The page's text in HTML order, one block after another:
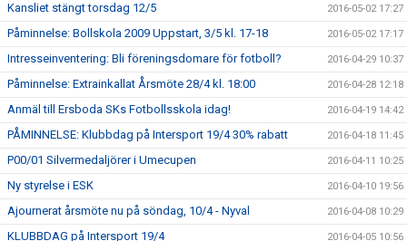
Kansliet stängt torsdag 12/5 2016-05-02 17:27
Påminnelse: Bollskola 2009 Uppstart, 3/5 kl. 17-18 2016-05-02 17:17
Intresseinventering: Bli föreningsdomare för fotboll? 2016-04-29 10:37
Påminnelse: Extrainkallat Årsmöte 28/4 kl. 18:00 2016-04-28 12:18
Anmäl till Ersboda SKs Fotbollsskola idag! 2016-04-19 14:42
PÅMINNELSE: Klubbdag på Intersport 19/4 30% rabatt 2016-04-18 11:45
P00/01 Silvermedaljörer i Umecupen 2016-04-11 10:25
Ny styrelse i ESK 2016-04-10 19:56
Ajournerat årsmöte nu på söndag, 10/4 - Nyval 2016-04-08 10:29
KLUBBDAG på Intersport 19/4 2016-04-05 10:56